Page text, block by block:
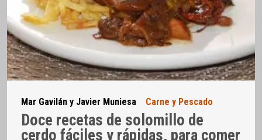
Mar Gavilán y Javier Muniesa Carne y Pescado
Doce recetas de solomillo de
cerdo fáciles y rápidas, para comer